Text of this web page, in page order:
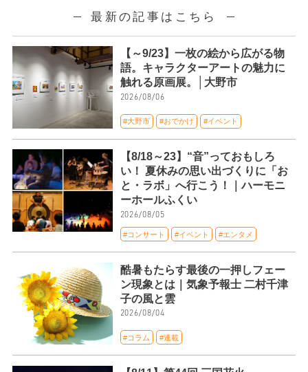
最新の記事はこちら
【～9/23】一枚の絵から広がる物
語。キャラクターアートの魅力に
触れる原画展。│大野市
2026/08/06
#大野市 #おでかけ #イベント
【8/18～23】“音”っておもしろ
い！ 夏休みの思い出づくりに「お
と・ラボ」へ行こう！｜ハーモニ
ーホールふくい
2026/08/05
#コンサート #イベント #エンタメ
酷暑もたらす最後の一押しフェー
ン現象とは｜気象予報士 二村千津
子の風と雲
2026/08/04
#コラム #連載